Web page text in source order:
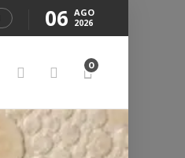
06 AGO
2026
0